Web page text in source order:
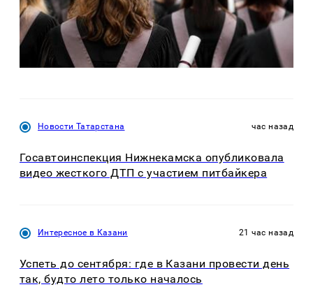
Новости Татарстана час назад
Госавтоинспекция Нижнекамска опубликовала
видео жесткого ДТП с участием питбайкера
Интересное в Казани 21 час назад
Успеть до сентября: где в Казани провести день
так, будто лето только началось